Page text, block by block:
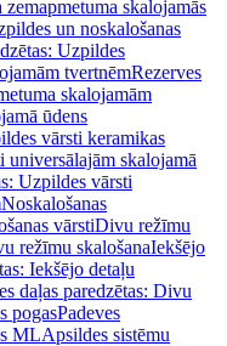
skalojamās
un noskalošanas
Uzpildes
tvertnēmRezerves
skalojamām
ūdens
vārsti keramikas
universālajām skalojamā
Uzpildes vārsti
Noskalošanas
vārstiDivu režīmu
režīmu skalošanaIekšējo
Iekšējo detaļu
daļas paredzētas: Divu
pogasPadeves
MLApsildes sistēmu